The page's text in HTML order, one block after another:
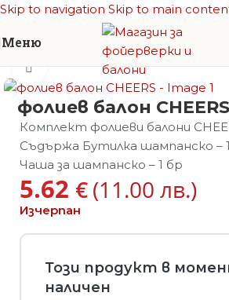
Skip to navigation Skip to main
Меню
Балони фолио/Други балони
фолиев балон CHEERS
Комплект фолиеви балони
Съдържа Бутилка шампанско –
Чаша за шампанско – 1 бр
5.62 €(11.00 лв.)
Изчерпан
Този продукт в
наличен